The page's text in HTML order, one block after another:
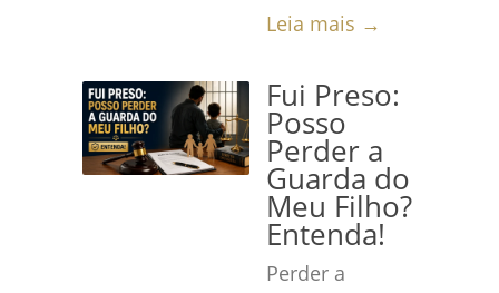
Leia mais →
Fui Preso:
Posso
Perder a
Guarda do
Meu Filho?
Entenda!
Perder a